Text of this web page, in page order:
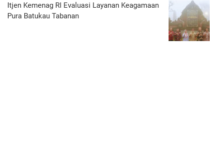
Itjen Kemenag RI Evaluasi Layanan Keagamaan
Pura Batukau Tabanan